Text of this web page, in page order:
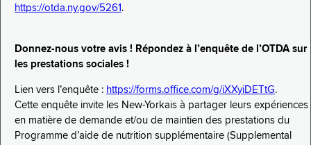
https://otda.ny.gov/5261 .
Donnez-nous votre avis ! Répondez à l’enquête de l’OTDA sur
les prestations sociales !
Lien vers l’enquête : https://forms.office.com/g/iXXyiDETtG.
Cette enquête invite les New-Yorkais à partager leurs expériences
en matière de demande et/ou de maintien des prestations du
Programme d’aide de nutrition supplémentaire (Supplemental